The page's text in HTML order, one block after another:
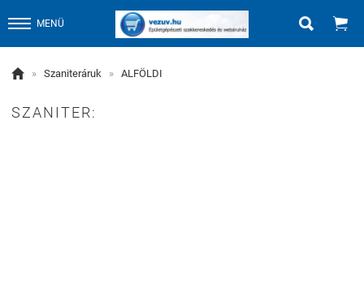
MENÜ  
 » Szaniteráruk » ALFÖLDI
SZANITER: